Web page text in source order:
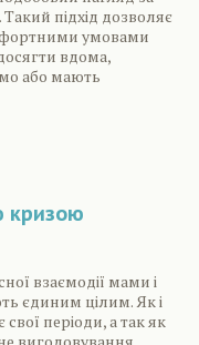
підхід дозволяє
умовами
вдома,
або мають
кризою
взаємодії мами і
єдиним цілим. Як і
періоди, а так як